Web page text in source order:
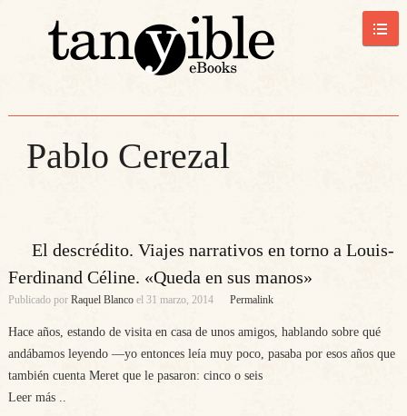
Pablo Cerezal
El descrédito. Viajes narrativos en torno a Louis-
Ferdinand Céline. «Queda en sus manos»
Publicado por Raquel Blancoel 31 marzo, 2014 Permalink
Hace años, estando de visita en casa de unos amigos, hablando sobre qué
andábamos leyendo —yo entonces leía muy poco, pasaba por esos años que
también cuenta Meret que le pasaron: cinco o seis
Leer más ..